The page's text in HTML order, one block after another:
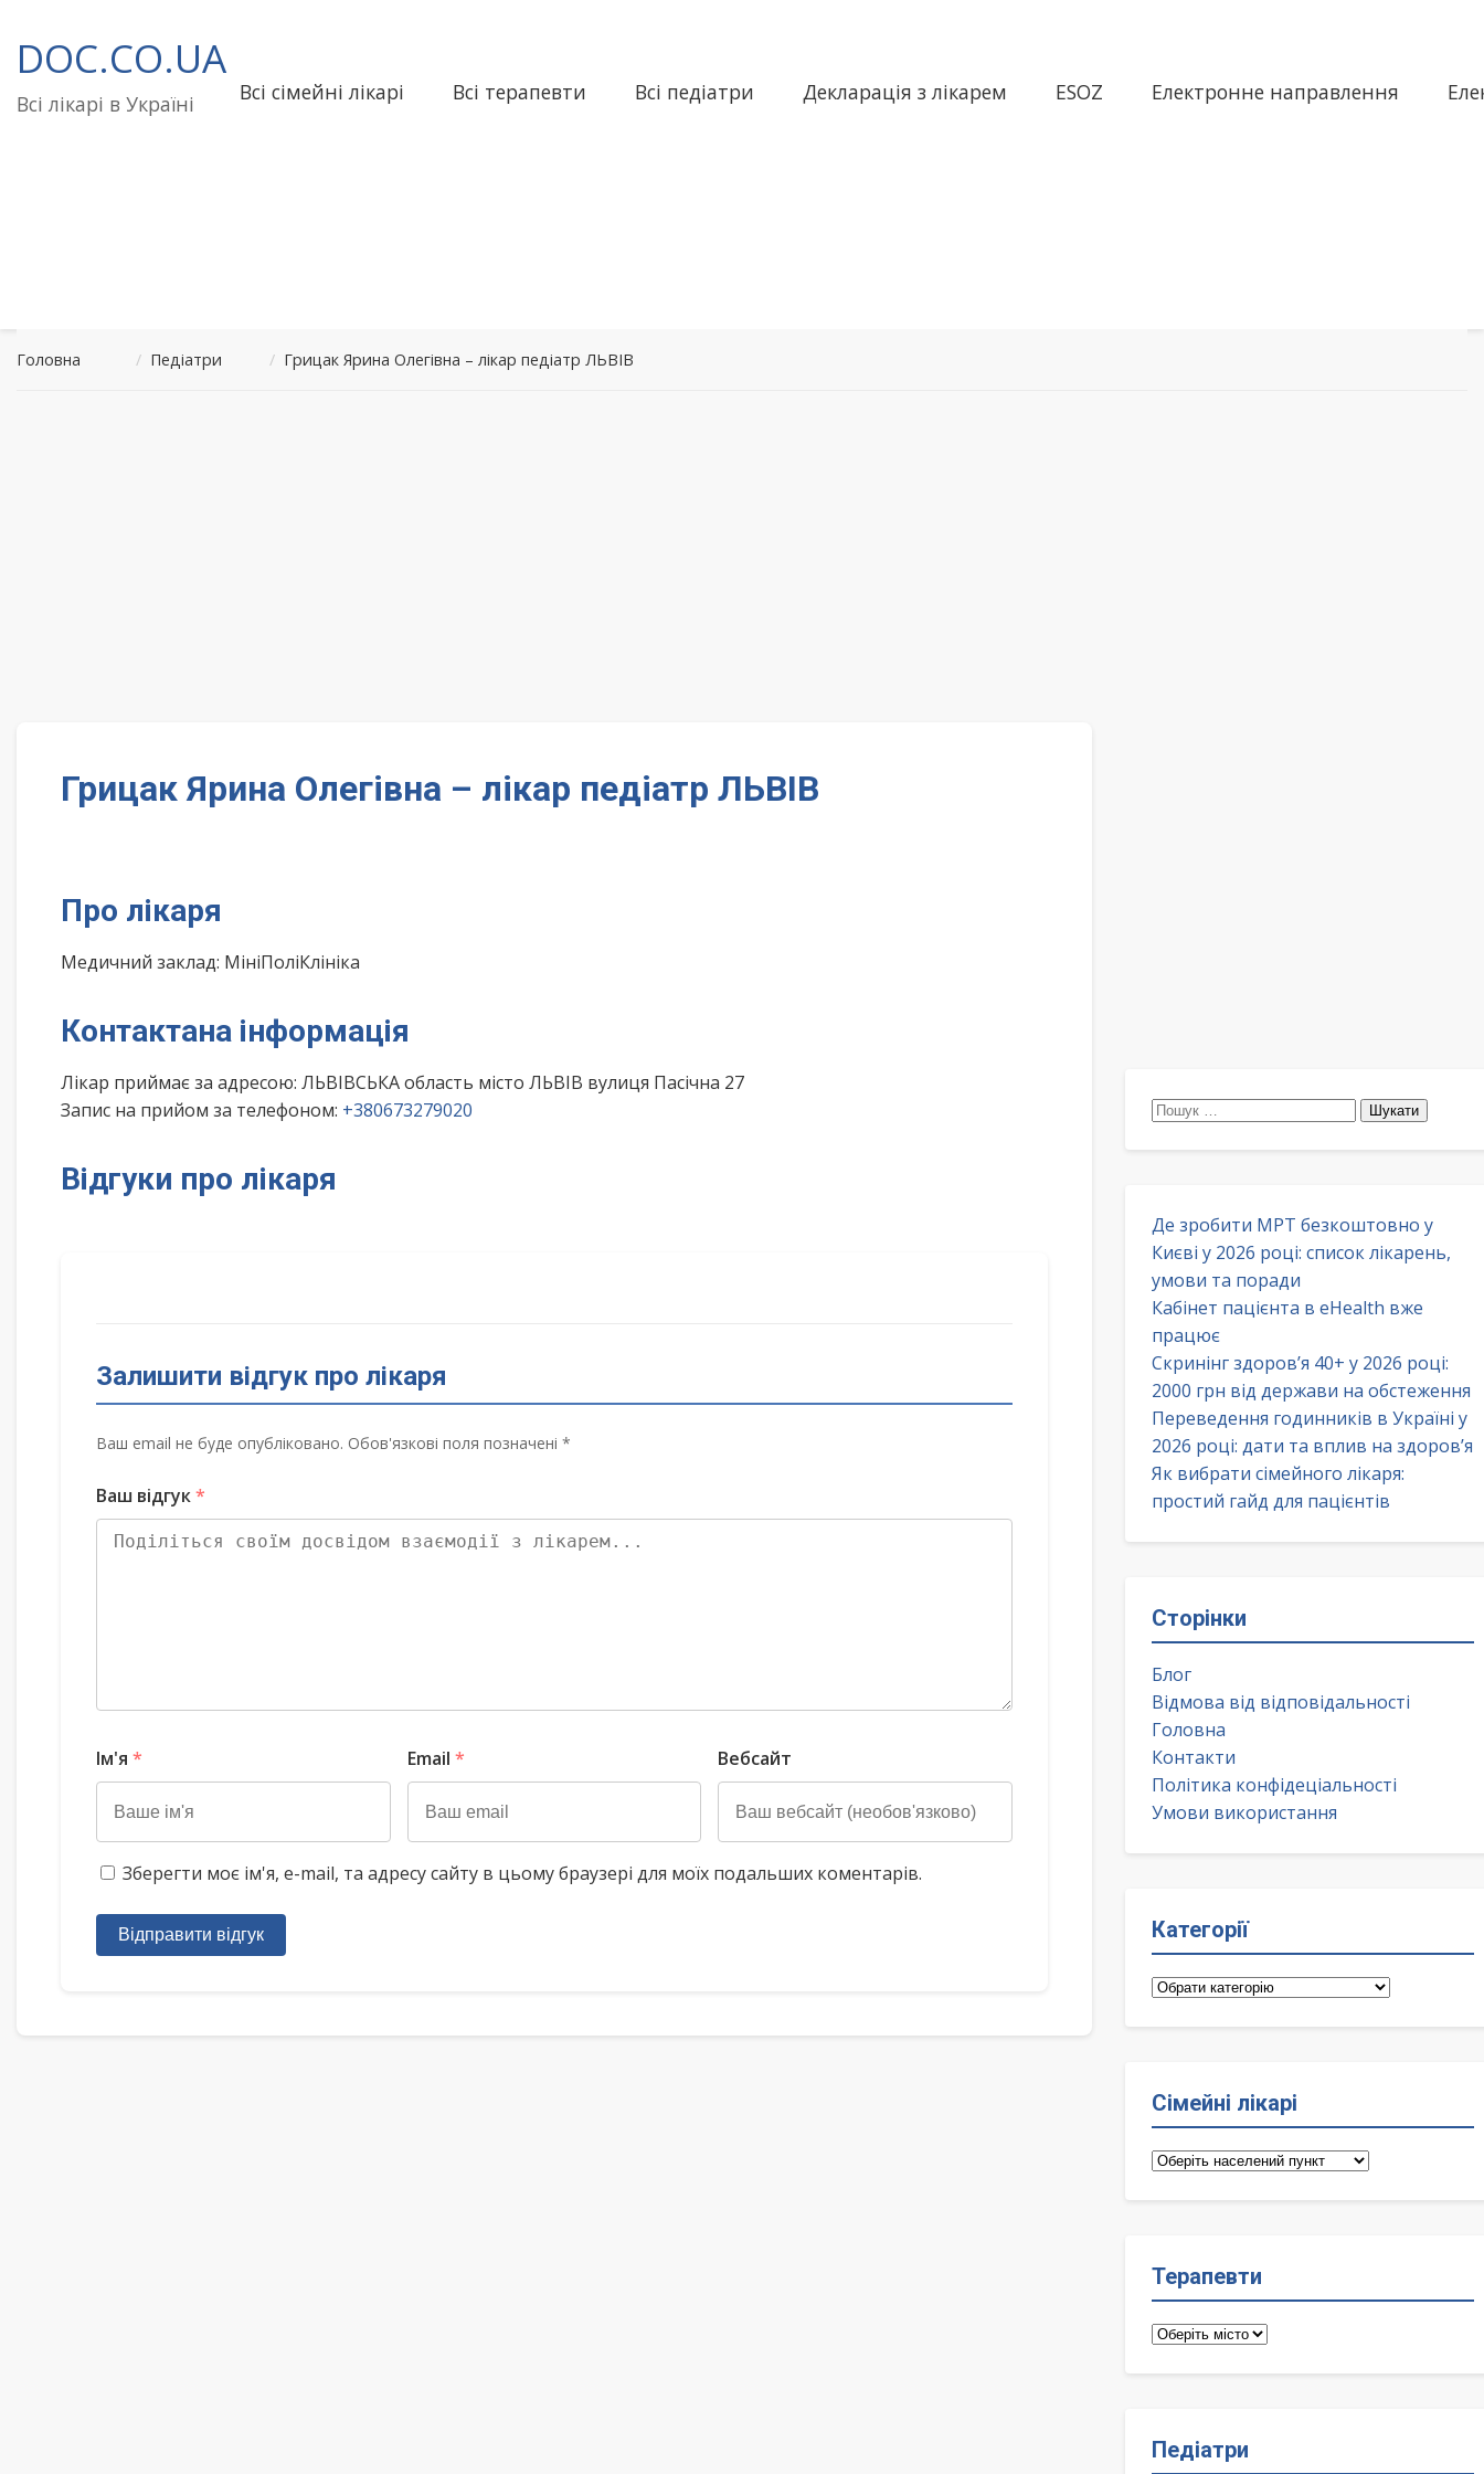
до
вмісту
DOC.CO.UA
Всі лікарі в Україні Всі сімейні лікарі Всі терапевти Всі педіатри Декларація з лікарем ESOZ Електронне направлення
Головна / Педіатри / Грицак Ярина Олегівна – лікар педіатр ЛЬВІВ
Грицак Ярина Олегівна – лікар педіатр ЛЬВІВ
Про лікаря
Медичний заклад: МініПоліКлініка
Контактана інформація
Лікар приймає за адресою: ЛЬВІВСЬКА область місто ЛЬВІВ вулиця Пасічна 27
Запис на прийом за телефоном: +380673279020
Відгуки про лікаря
Залишити відгук про лікаря
Ваш email не буде опубліковано. Обов'язкові поля позначені *
Ваш відгук*
Ім'я * Email * Вебсайт
Зберегти моє ім'я, e-mail, та адресу сайту в цьому браузері для моїх подальших коментарів.
Відправити відгук
Пошук:
Де зробити МРТ безкоштовно у
Києві у 2026 році: список лікарень,
умови та поради
Кабінет пацієнта в eHealth вже
працює
Скринінг здоров’я 40+ у 2026 році:
2000 грн від держави на обстеження
Переведення годинників в Україні у
2026 році: дати та вплив на здоров’я
Як вибрати сімейного лікаря:
простий гайд для пацієнтів
Сторінки
Блог
Відмова від відповідальності
Головна
Контакти
Політика конфідеціальності
Умови використання
Категорії
Категорії
Сімейні лікарі
Сімейні
Терапевти
Терапевти
Педіатри